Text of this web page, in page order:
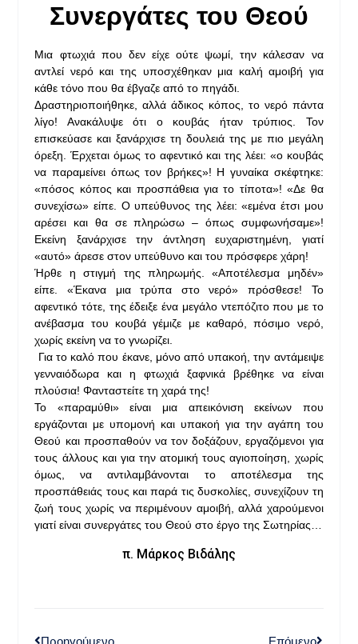
Συνεργάτες του Θεού
Μια φτωχιά που δεν είχε ούτε ψωμί, την κάλεσαν να
αντλεί νερό και της υποσχέθηκαν μια καλή αμοιβή για
κάθε τόνο που θα έβγαζε από το πηγάδι.
Δραστηριοποιήθηκε, αλλά άδικος κόπος, το νερό πάντα
λίγο! Ανακάλυψε ότι ο κουβάς ήταν τρύπιος. Τον
επισκεύασε και ξανάρχισε τη δουλειά της με πιο μεγάλη
όρεξη. Έρχεται όμως το αφεντικό και της λέει: «ο κουβάς
να παραμείνει όπως τον βρήκες»! Η γυναίκα σκέφτηκε:
«πόσος κόπος και προσπάθεια για το τίποτα»! «Δε θα
συνεχίσω» είπε. Ο υπεύθυνος της λέει: «εμένα έτσι μου
αρέσει και θα σε πληρώσω – όπως συμφωνήσαμε»!
Εκείνη ξανάρχισε την άντληση ευχαριστημένη, γιατί
«αυτό» άρεσε στον υπεύθυνο και του πρόσφερε χάρη!
Ήρθε η στιγμή της πληρωμής. «Αποτέλεσμα μηδέν»
είπε. «Έκανα μια τρύπα στο νερό» πρόσθεσε! Το
αφεντικό τότε, της έδειξε ένα μεγάλο ντεπόζιτο που με το
ανέβασμα του κουβά γέμιζε με καθαρό, πόσιμο νερό,
χωρίς εκείνη να το γνωρίζει.
Για το καλό που έκανε, μόνο από υπακοή, την αντάμειψε
γενναιόδωρα και η φτωχιά ξαφνικά βρέθηκε να είναι
πλούσια! Φανταστείτε τη χαρά της!
Το «παραμύθι» είναι μια απεικόνιση εκείνων που
εργάζονται με υπομονή και υπακοή για την αγάπη του
Θεού και προσπαθούν να τον δοξάζουν, εργαζόμενοι για
τους άλλους και για την ατομική τους αγιοποίηση, χωρίς
όμως, να αντιλαμβάνονται το αποτέλεσμα της
προσπάθειάς τους και παρά τις δυσκολίες, συνεχίζουν τη
ζωή τους χωρίς να περιμένουν αμοιβή, αλλά χαρούμενοι
γιατί είναι συνεργάτες του Θεού στο έργο της Σωτηρίας…
π. Μάρκος Βιδάλης